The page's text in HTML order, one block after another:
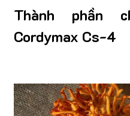
Thành phần
Cordymax Cs-4